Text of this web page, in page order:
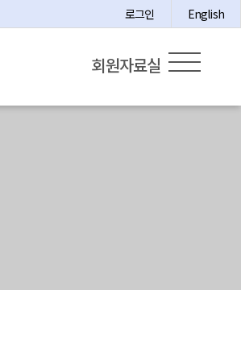
로그인 English
회원자료실